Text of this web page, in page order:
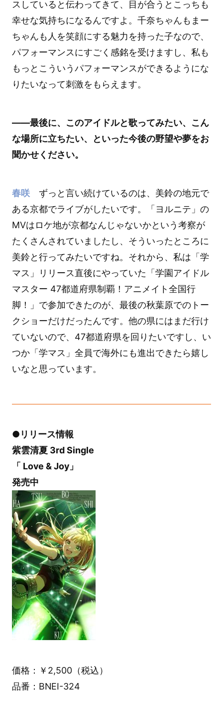
スしていると伝わってきて、目が合うとこっちも
幸せな気持ちになるんですよ。千奈ちゃんもまー
ちゃんも人を笑顔にする魅力を持った子なので、
パフォーマンスにすごく感銘を受けますし、私も
もっとこういうパフォーマンスができるようにな
りたいなって刺激をもらえます。
――最後に、このアイドルと歌ってみたい、こん
な場所に立ちたい、といった今後の野望や夢をお
聞かせください。
春咲ずっと言い続けているのは、美鈴の地元で
ある京都でライブがしたいです。「ヨルニテ」の
MVはロケ地が京都なんじゃないかという考察が
たくさんされていましたし、そういったところに
美鈴と行ってみたいですね。それから、私は「学
マス」リリース直後にやっていた「学園アイドル
マスター 47都道府県制覇！アニメイト全国行
脚！」で参加できたのが、最後の秋葉原でのトー
クショーだけだったんです。他の県にはまだ行け
ていないので、47都道府県を回りたいですし、い
つか「学マス」全員で海外にも進出できたら嬉し
いなと思っています。
●リリース情報
紫雲清夏 3rd Single
「 Love & Joy」
発売中
価格：￥2,500（税込）
品番：BNEI-324